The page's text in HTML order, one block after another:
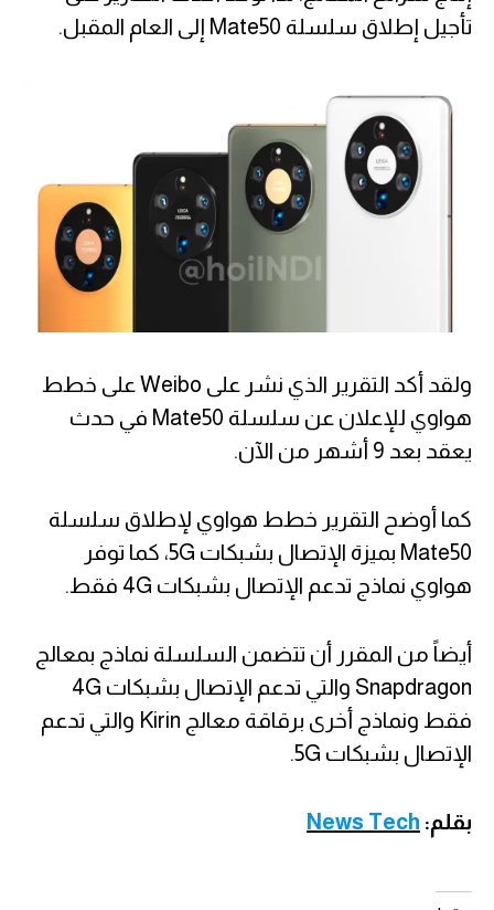
تأجيل إطلاق سلسلة Mate50 إلى العام المقبل.
ولقد أكد التقرير الذي نشر على Weibo على خطط
هواوي للإعلان عن سلسلة Mate50 في حدث
يعقد بعد 9 أشهر من الآن.
كما أوضح التقرير خطط هواوي لإطلاق سلسلة
Mate50 بميزة الإتصال بشبكات 5G، كما توفر
هواوي نماذج تدعم الإتصال بشبكات 4G فقط.
أيضاً من المقرر أن تتضمن السلسلة نماذج بمعالج
Snapdragon والتي تدعم الإتصال بشبكات 4G
فقط ونماذج أخرى برقاقة معالج Kirin والتي تدعم
الإتصال بشبكات 5G.
بقلم: News Tech